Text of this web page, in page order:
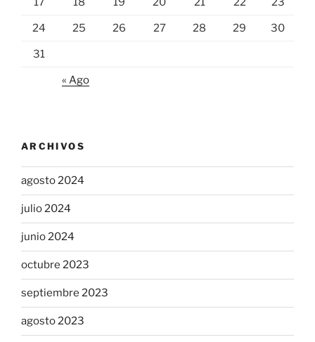
24 25 26 27 28 29 30
31
« Ago
ARCHIVOS
agosto 2024
julio 2024
junio 2024
octubre 2023
septiembre 2023
agosto 2023